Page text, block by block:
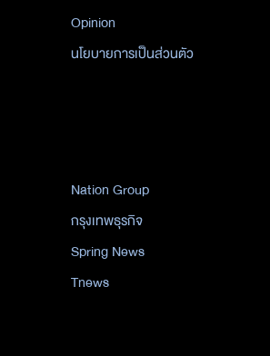
Opinion
นโยบายการเป็นส่วนตัว
Nation Group
กรุงเทพธุรกิจ
Spring News
Tnews